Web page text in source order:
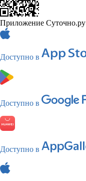
Приложение Суточно.ру
Доступно в
Доступно в
Доступно в